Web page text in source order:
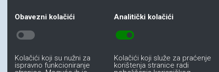
Obavezni kolačići
toggle_off
Kolačići koji su nužni za
ispravno funkcioniranje
Analitički kolačići
toggle_on
Kolačići koji služe za praćenje
korištenja stranice radi